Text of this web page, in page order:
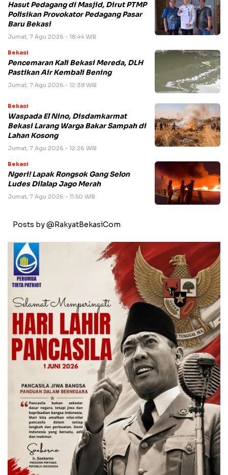
Hasut Pedagang di Masjid, Dirut PTMP
Polisikan Provokator Pedagang Pasar
Baru Bekasi
Jumat, 7 Agu 2026 - 18:44 WIB
Bekasi
Pencemaran Kali Bekasi Mereda, DLH
Pastikan Air Kembali Bening
Jumat, 7 Agu 2026 - 12:38 WIB
Bekasi
Waspada El Nino, Disdamkarmat
Bekasi Larang Warga Bakar Sampah di
Lahan Kosong
Jumat, 7 Agu 2026 - 12:26 WIB
Bekasi
Ngeri! Lapak Rongsok Gang Selon
Ludes Dilalap Jago Merah
Jumat, 7 Agu 2026 - 11:50 WIB
Posts by @RakyatBekasiCom